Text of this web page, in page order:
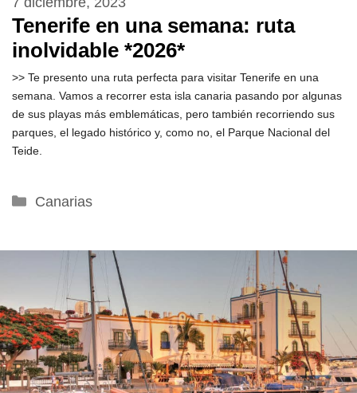
Tenerife en una semana: ruta
inolvidable *2026*
>> Te presento una ruta perfecta para visitar Tenerife en una
semana. Vamos a recorrer esta isla canaria pasando por algunas
de sus playas más emblemáticas, pero también recorriendo sus
parques, el legado histórico y, como no, el Parque Nacional del
Teide.
Categorías
Canarias